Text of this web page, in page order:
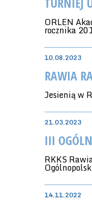
ORLEN
rocznika
10.08.2023
RAWIA
Jesienią w
21.03.2023
III
RKKS
14.11.2022